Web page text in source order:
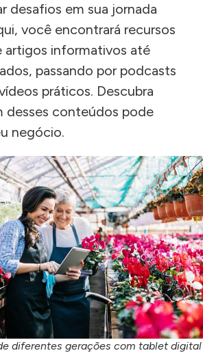
desafios em sua jornada
você encontrará recursos
artigos informativos até
passando por podcasts
práticos. Descubra
desses conteúdos pode
negócio.
diferentes gerações com tablet digital